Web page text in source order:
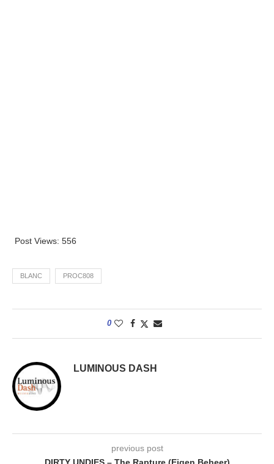
Post Views: 556
BLANC PROC808
0
LUMINOUS DASH
previous post